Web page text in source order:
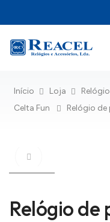
Início Loja
Celta Fun
Relógio de
Relógio de